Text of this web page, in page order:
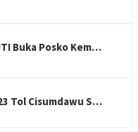
Buka Posko Kem…
Tol Cisumdawu S…